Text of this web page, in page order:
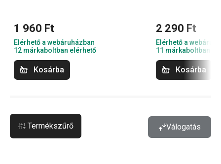
1 960 Ft
Elérhető a webáruházban
12 márkaboltban elérhető
Kosárba
2 290 Ft
Elérhető a
11 márkaboltban
Kosárba
Termékszűrő Válogatás